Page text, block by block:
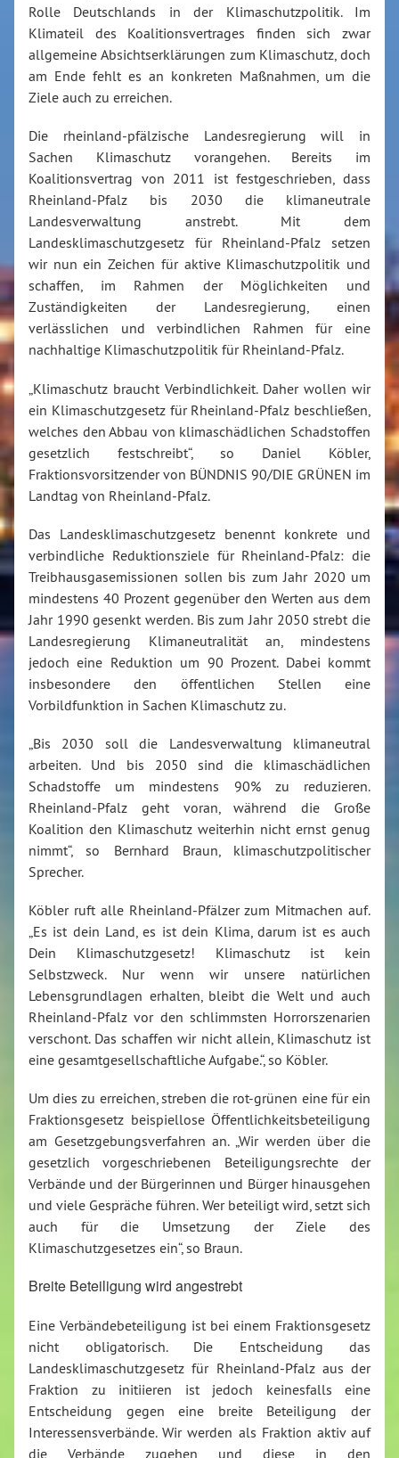
Rolle Deutschlands in der Klimaschutzpolitik. Im
Klimateil des Koalitionsvertrages finden sich zwar
allgemeine Absichtserklärungen zum Klimaschutz, doch
am Ende fehlt es an konkreten Maßnahmen, um die
Ziele auch zu erreichen.
Die rheinland-pfälzische Landesregierung will in
Sachen Klimaschutz vorangehen. Bereits im
Koalitionsvertrag von 2011 ist festgeschrieben, dass
Rheinland-Pfalz bis 2030 die klimaneutrale
Landesverwaltung anstrebt. Mit dem
Landesklimaschutzgesetz für Rheinland-Pfalz setzen
wir nun ein Zeichen für aktive Klimaschutzpolitik und
schaffen, im Rahmen der Möglichkeiten und
Zuständigkeiten der Landesregierung, einen
verlässlichen und verbindlichen Rahmen für eine
nachhaltige Klimaschutzpolitik für Rheinland-Pfalz.
„Klimaschutz braucht Verbindlichkeit. Daher wollen wir
ein Klimaschutzgesetz für Rheinland-Pfalz beschließen,
welches den Abbau von klimaschädlichen Schadstoffen
gesetzlich festschreibt“, so Daniel Köbler,
Fraktionsvorsitzender von BÜNDNIS 90/DIE GRÜNEN im
Landtag von Rheinland-Pfalz.
Das Landesklimaschutzgesetz benennt konkrete und
verbindliche Reduktionsziele für Rheinland-Pfalz: die
Treibhausgasemissionen sollen bis zum Jahr 2020 um
mindestens 40 Prozent gegenüber den Werten aus dem
Jahr 1990 gesenkt werden. Bis zum Jahr 2050 strebt die
Landesregierung Klimaneutralität an, mindestens
jedoch eine Reduktion um 90 Prozent. Dabei kommt
insbesondere den öffentlichen Stellen eine
Vorbildfunktion in Sachen Klimaschutz zu.
„Bis 2030 soll die Landesverwaltung klimaneutral
arbeiten. Und bis 2050 sind die klimaschädlichen
Schadstoffe um mindestens 90% zu reduzieren.
Rheinland-Pfalz geht voran, während die Große
Koalition den Klimaschutz weiterhin nicht ernst genug
nimmt“, so Bernhard Braun, klimaschutzpolitischer
Sprecher.
Köbler ruft alle Rheinland-Pfälzer zum Mitmachen auf.
„Es ist dein Land, es ist dein Klima, darum ist es auch
Dein Klimaschutzgesetz! Klimaschutz ist kein
Selbstzweck. Nur wenn wir unsere natürlichen
Lebensgrundlagen erhalten, bleibt die Welt und auch
Rheinland-Pfalz vor den schlimmsten Horrorszenarien
verschont. Das schaffen wir nicht allein, Klimaschutz ist
eine gesamtgesellschaftliche Aufgabe.“, so Köbler.
Um dies zu erreichen, streben die rot-grünen eine für ein
Fraktionsgesetz beispiellose Öffentlichkeitsbeteiligung
am Gesetzgebungsverfahren an. „Wir werden über die
gesetzlich vorgeschriebenen Beteiligungsrechte der
Verbände und der Bürgerinnen und Bürger hinausgehen
und viele Gespräche führen. Wer beteiligt wird, setzt sich
auch für die Umsetzung der Ziele des
Klimaschutzgesetzes ein“, so Braun.
Breite Beteiligung wird angestrebt
Eine Verbändebeteiligung ist bei einem Fraktionsgesetz
nicht obligatorisch. Die Entscheidung das
Landesklimaschutzgesetz für Rheinland-Pfalz aus der
Fraktion zu initiieren ist jedoch keinesfalls eine
Entscheidung gegen eine breite Beteiligung der
Interessensverbände. Wir werden als Fraktion aktiv auf
die Verbände zugehen und diese in den